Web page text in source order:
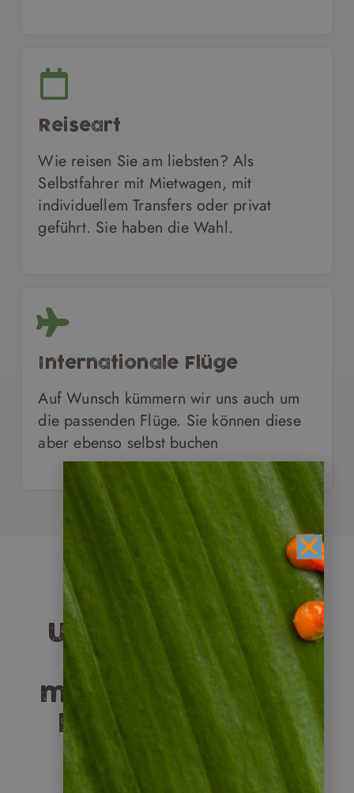
Reiseart
Wie reisen Sie am liebsten? Als
Selbstfahrer mit Mietwagen, mit
individuellem Transfers oder privat
geführt. Sie haben die Wahl.
Internationale Flüge
Auf Wunsch kümmern wir uns auch um
die passenden Flüge. Sie können diese
aber ebenso selbst buchen
Unsere Reiseziele
für
maßgeschneiderte
Individualreisen